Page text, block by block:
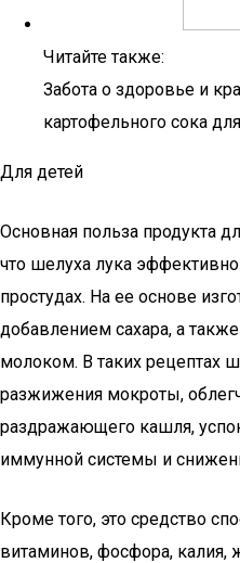
Читайте также:
Забота о здоровье и
картофельного сока
Для детей
Основная польза продукта
что шелуха лука
простудах. На ее основе
добавлением сахара, а
молоком. В таких рецептах
разжижения мокроты,
раздражающего кашля,
иммунной системы и
Кроме того, это средство
витаминов, фосфора, калия,